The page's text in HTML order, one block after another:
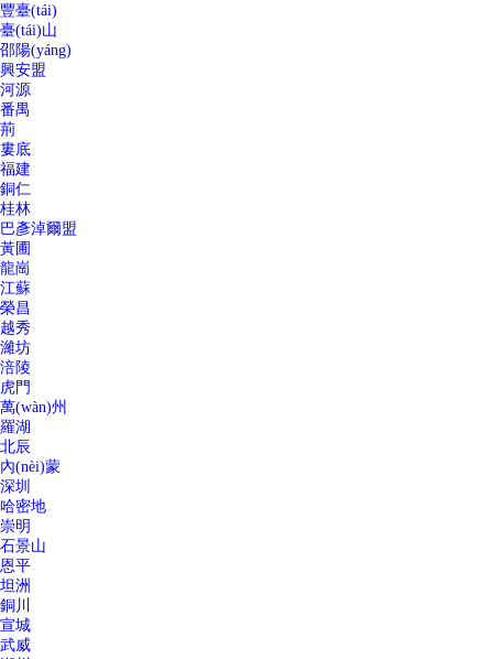
豐臺(tái)
臺(tái)山
邵陽(yáng)
興安盟
河源
番禺
荊
婁底
福建
銅仁
桂林
巴彥淖爾盟
黃圃
龍崗
江蘇
榮昌
越秀
濰坊
涪陵
虎門
萬(wàn)州
羅湖
北辰
內(nèi)蒙
深圳
哈密地
崇明
石景山
恩平
坦洲
銅川
宣城
武威